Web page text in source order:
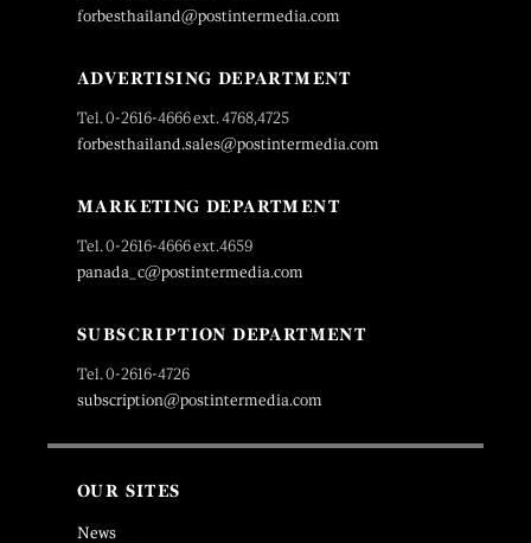
forbesthailand@postintermedia.com
ADVERTISING DEPARTMENT
Tel. 0-2616-4666 ext. 4768,4725
forbesthailand.sales@postintermedia.com
MARKETING DEPARTMENT
Tel. 0-2616-4666 ext.4659
panada_c@postintermedia.com
SUBSCRIPTION DEPARTMENT
Tel. 0-2616-4726
subscription@postintermedia.com
OUR SITES
News